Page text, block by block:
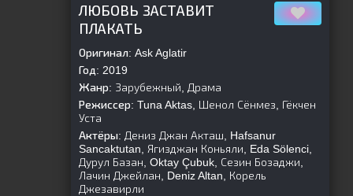
ЛЮБОВЬ ЗАСТАВИТ
ПЛАКАТЬ
Оригинал: Ask Aglatir
Год: 2019
Жанр: Зарубежный, Драма
Режиссер: Tuna Aktas, Шенол Сёнмез, Гёкчен
Уста
Актёры: Дениз Джан Акташ, Hafsanur
Sancaktutan, Ягизджан Коньяли, Eda Sölenci,
Дурул Базан, Oktay Çubuk, Сезин Бозаджи,
Лачин Джейлан, Deniz Altan, Корель
Джезавирли